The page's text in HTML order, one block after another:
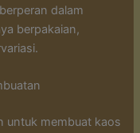
dalam
berpakaian,
untuk membuat kaos